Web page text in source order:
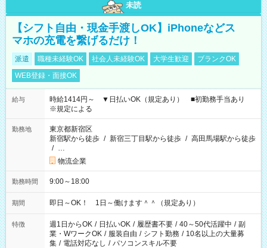
未読
【シフト自由・現金手渡しOK】iPhoneなどス
マホの充電を繋げるだけ！
派遣 職種未経験OK 社会人未経験OK 大学生歓迎
ブランクOK
WEB登録・面接OK
給与
時給1414円～ ▼日払いOK（規定あり） ■初勤務手当あり
※規定による
勤務地
東京都新宿区
新宿駅から徒歩 / 新宿三丁目駅から徒歩 / 高田馬場駅から徒歩
/ …
物流企業
勤務時間 9:00～18:00
期間 即日～OK！ 1日～働けます＾＾（規定あり）
特徴 週1日からOK / 日払いOK / 履歴書不要 / 40～50代活躍中 / 副
業・WワークOK / 服装自由 / シフト勤務 / 10名以上の大量募
集 / 電話対応なし / パソコンスキル不要